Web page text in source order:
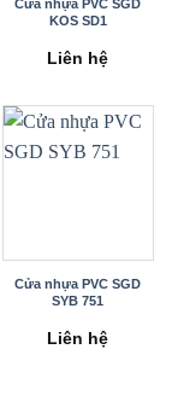
Cửa nhựa PVC SGD
KOS SD1
Liên hệ
Cửa nhựa PVC SGD
SYB 751
Liên hệ